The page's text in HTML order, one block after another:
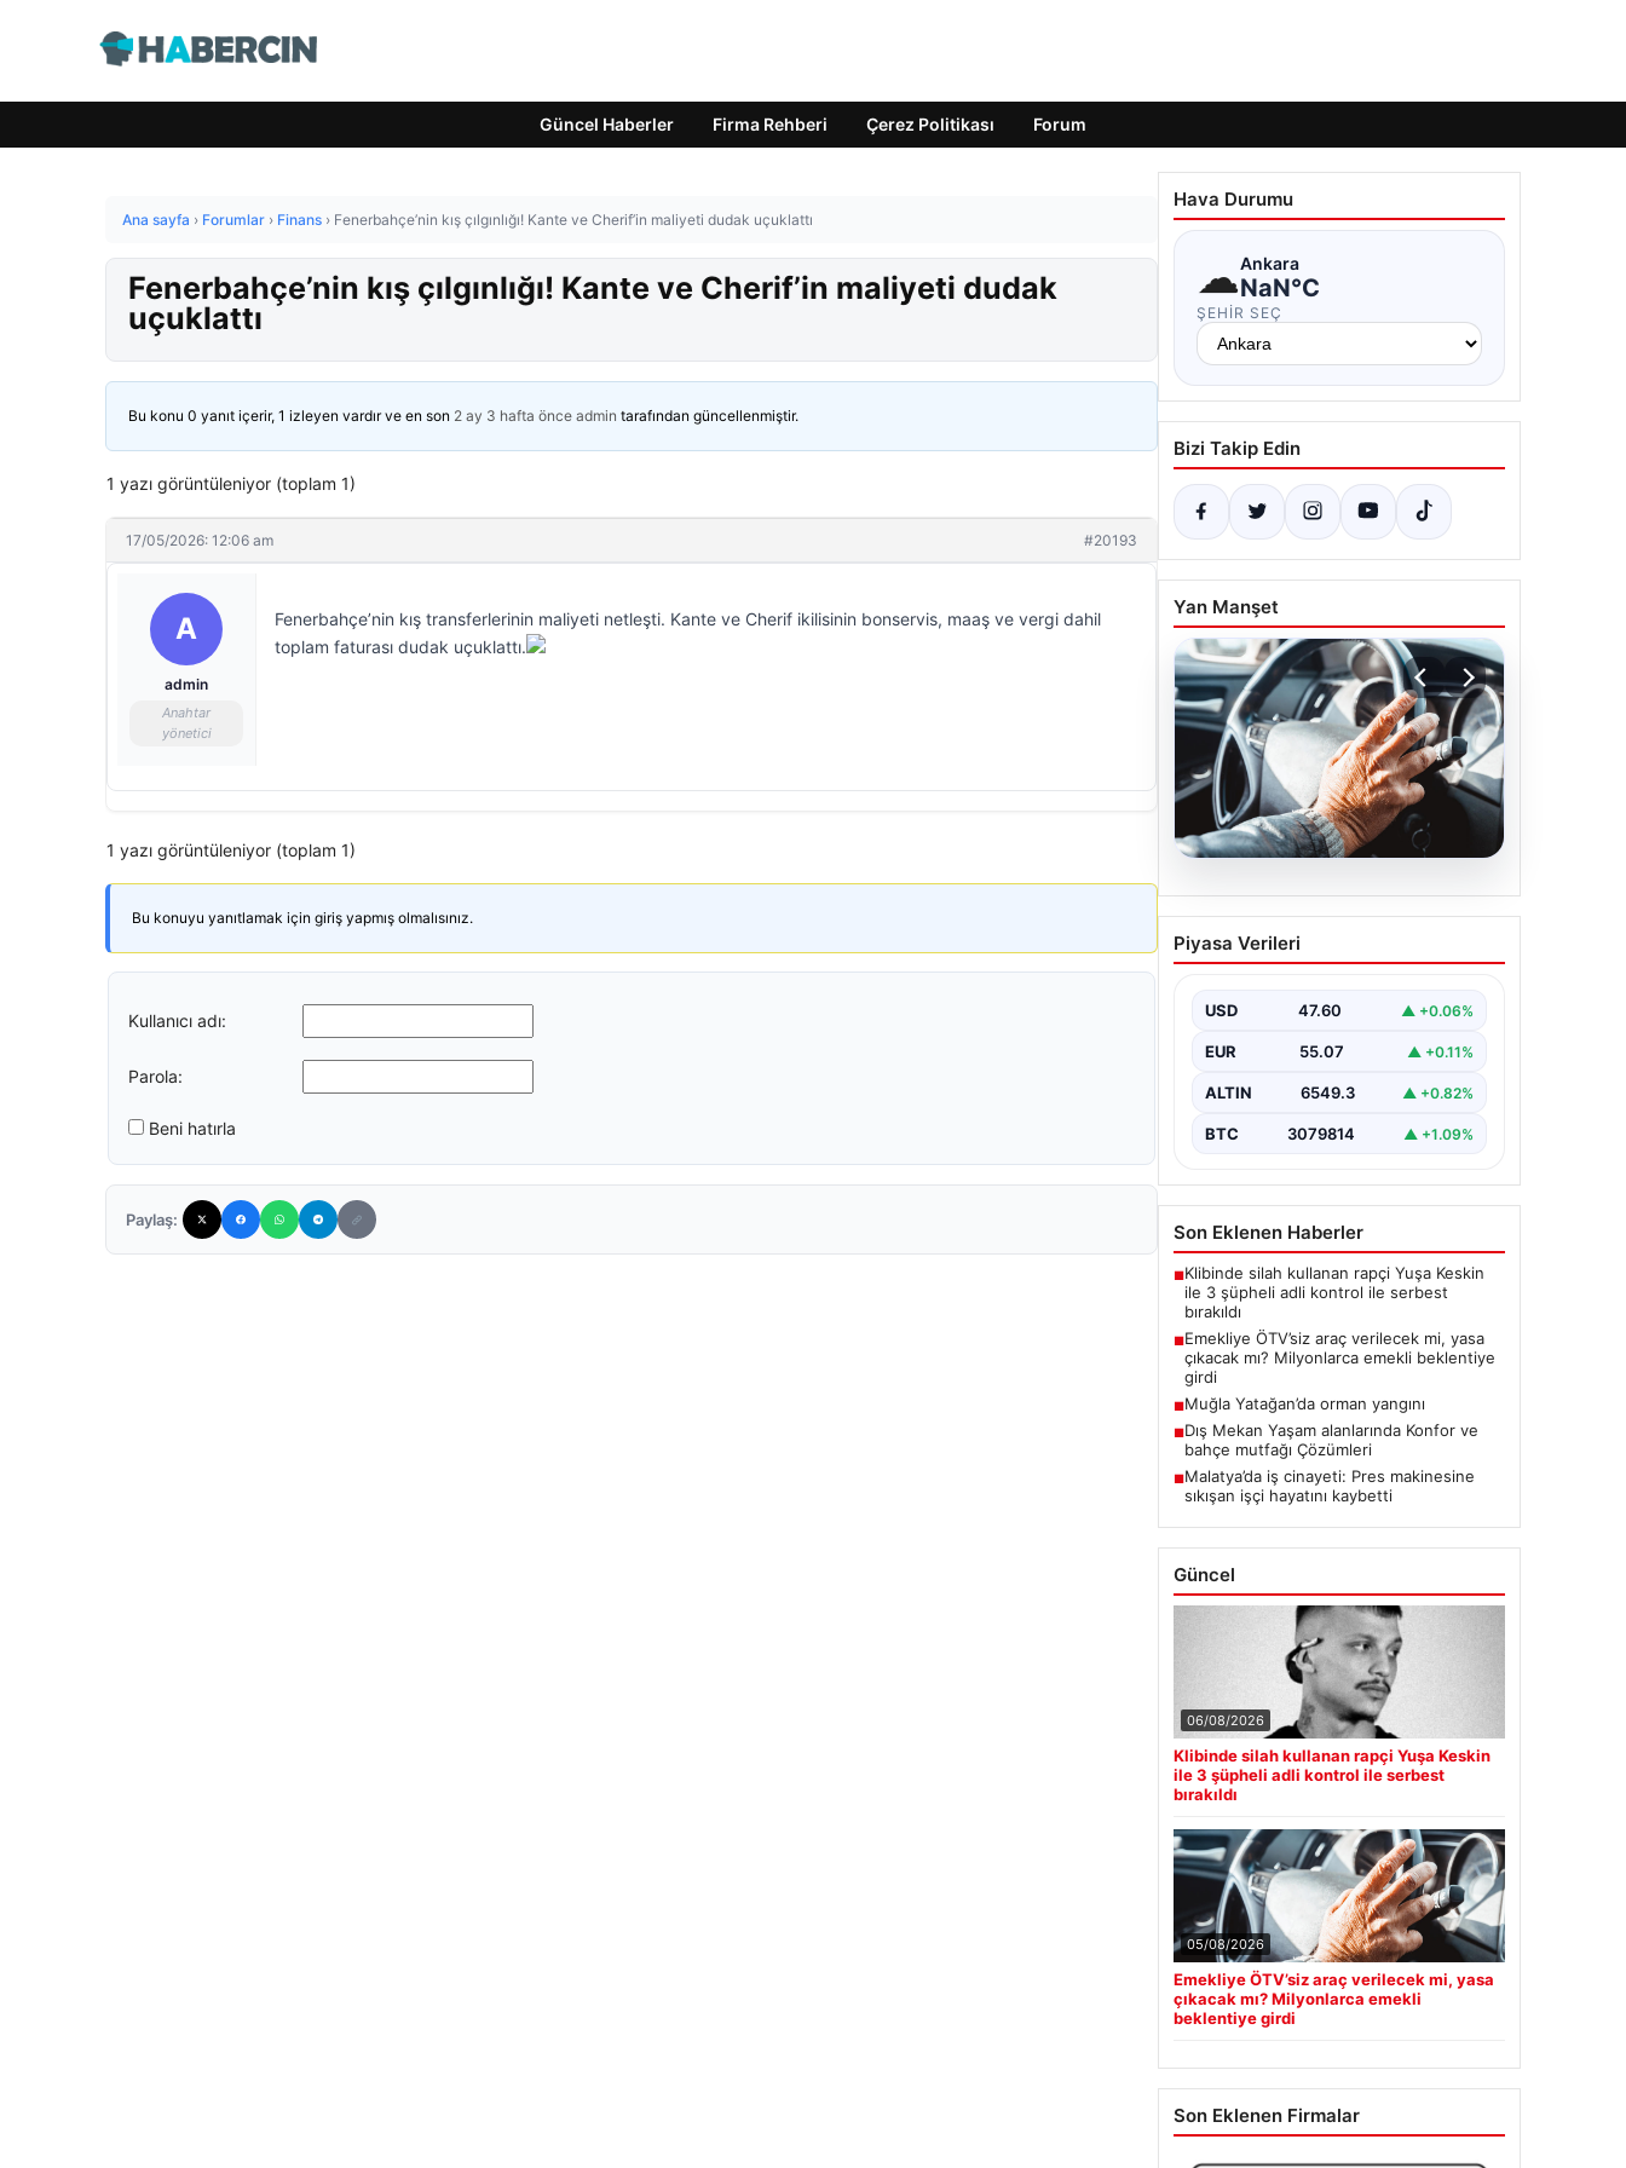
Güncel Haberler Firma Rehberi Çerez Politikası Forum
Ana sayfa › Forumlar › Finans › Fenerbahçe’nin kış çılgınlığı! Kante ve Cherif’in maliyeti dudak uçuklattı
Fenerbahçe’nin kış çılgınlığı! Kante ve Cherif’in maliyeti dudak
uçuklattı
Bu konu 0 yanıt içerir, 1 izleyen vardır ve en son 2 ay 3 hafta önce admin tarafından güncellenmiştir.
1 yazı görüntüleniyor (toplam 1)
17/05/2026: 12:06 am #20193
A
admin
Anahtar
yönetici
Fenerbahçe’nin kış transferlerinin maliyeti netleşti. Kante ve Cherif ikilisinin bonservis, maaş ve vergi dahil
toplam faturası dudak uçuklattı.
1 yazı görüntüleniyor (toplam 1)
Bu konuyu yanıtlamak için giriş yapmış olmalısınız.
Kullanıcı adı:
Parola:
Beni hatırla
Paylaş:
Hava Durumu
☁Ankara
NaN°C
ŞEHIR SEÇ
Bizi Takip Edin
Yan Manşet
05.08.2026
Emekliye ÖTV’siz araç
verilecek mi, yasa çıkacak
beklentiye girdi
Piyasa Verileri
USD 47.60 ▲ +0.06%
EUR 55.07 ▲ +0.11%
ALTIN 6549.3 ▲ +0.82%
BTC 3079814 ▲ +1.09%
Son Eklenen Haberler
■Klibinde silah kullanan rapçi Yuşa Keskin
ile 3 şüpheli adli kontrol ile serbest
bırakıldı
■Emekliye ÖTV’siz araç verilecek mi, yasa
çıkacak mı? Milyonlarca emekli beklentiye
girdi
■Muğla Yatağan’da orman yangını
■Dış Mekan Yaşam alanlarında Konfor ve
bahçe mutfağı Çözümleri
■Malatya’da iş cinayeti: Pres makinesine
sıkışan işçi hayatını kaybetti
Güncel
06/08/2026
Klibinde silah kullanan rapçi Yuşa Keskin
ile 3 şüpheli adli kontrol ile serbest
bırakıldı
05/08/2026
Emekliye ÖTV’siz araç verilecek mi, yasa
çıkacak mı? Milyonlarca emekli
beklentiye girdi
Son Eklenen Firmalar